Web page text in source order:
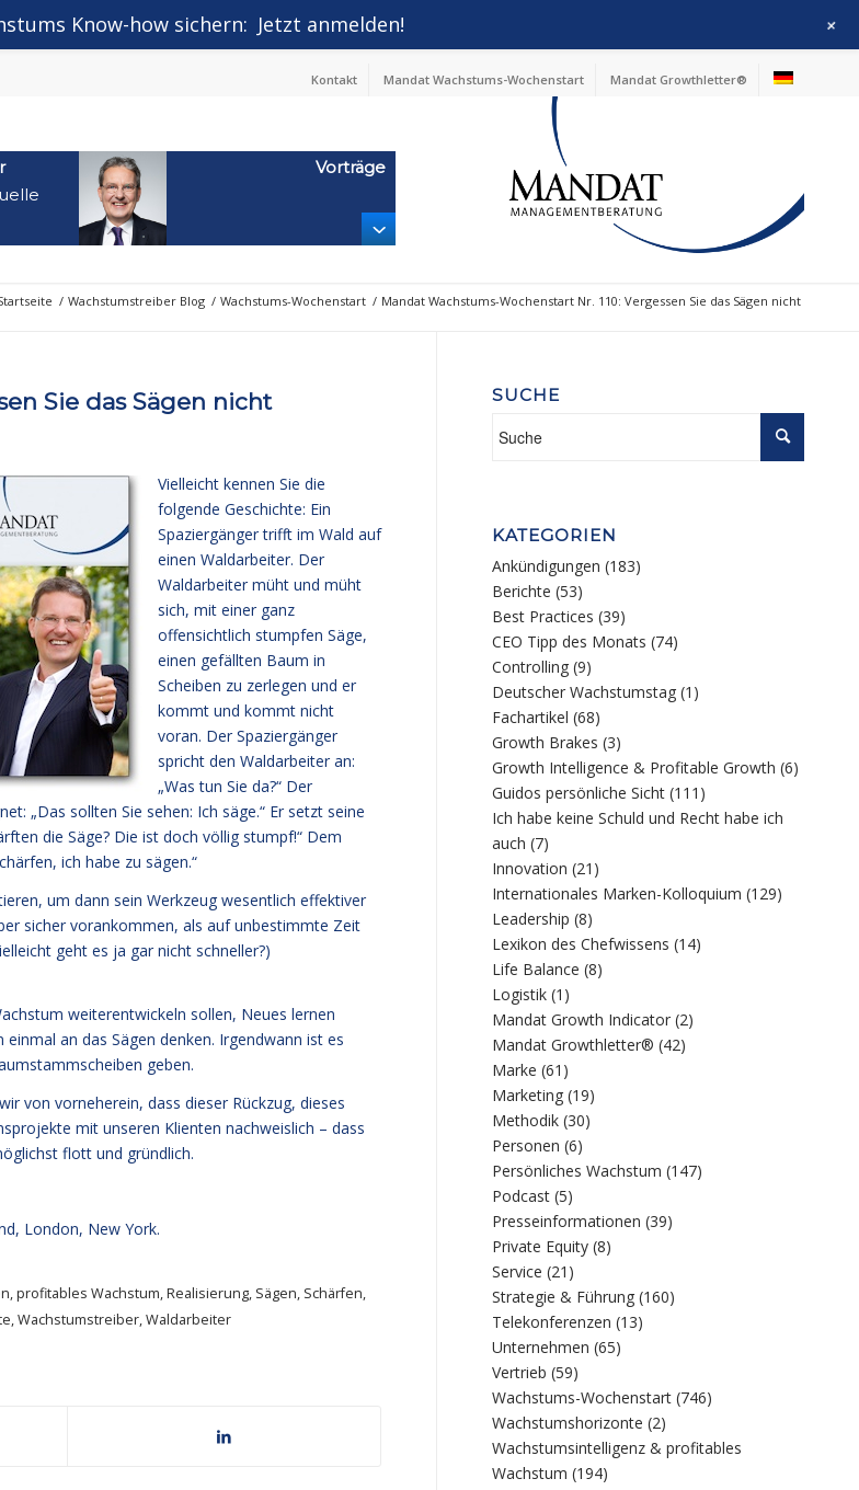
Kontakt Mandat Wachstums-Wochenstart Mandat Growthletter®
Vorträge
/ Wachstumstreiber Blog / Wachstums-Wochenstart / Mandat Wachstums-Wochenstart Nr. 110: Vergessen Sie das Sägen nicht
Sie das Sägen nicht
Vielleicht kennen Sie die
folgende Geschichte: Ein
Spaziergänger trifft im Wald auf
einen Waldarbeiter. Der
Waldarbeiter müht und müht
sich, mit einer ganz
offensichtlich stumpfen Säge,
einen gefällten Baum in
Scheiben zu zerlegen und er
kommt und kommt nicht
voran. Der Spaziergänger
spricht den Waldarbeiter an:
„Was tun Sie da?“ Der
„Das sollten Sie sehen: Ich säge.“ Er setzt seine
die Säge? Die ist doch völlig stumpf!“ Dem
ich habe zu sägen.“
um dann sein Werkzeug wesentlich effektiver
sicher vorankommen, als auf unbestimmte Zeit
geht es ja gar nicht schneller?)
weiterentwickeln sollen, Neues lernen
an das Sägen denken. Irgendwann ist es
geben.
von vorneherein, dass dieser Rückzug, dieses
mit unseren Klienten nachweislich – dass
flott und gründlich.
London, New York.
,profitables Wachstum,Realisierung, Sägen, Schärfen,
,Wachstumstreiber,Waldarbeiter
SUCHE
KATEGORIEN
Ankündigungen (183)
Berichte (53)
Best Practices (39)
CEO Tipp des Monats (74)
Controlling (9)
Deutscher Wachstumstag (1)
Fachartikel (68)
Growth Brakes (3)
Growth Intelligence & Profitable Growth (6)
Guidos persönliche Sicht (111)
Ich habe keine Schuld und Recht habe ich
auch (7)
Innovation (21)
Internationales Marken-Kolloquium (129)
Leadership (8)
Lexikon des Chefwissens (14)
Life Balance (8)
Logistik (1)
Mandat Growth Indicator (2)
Mandat Growthletter® (42)
Marke (61)
Marketing (19)
Methodik (30)
Personen (6)
Persönliches Wachstum (147)
Podcast (5)
Presseinformationen (39)
Private Equity (8)
Service (21)
Strategie & Führung (160)
Telekonferenzen (13)
Unternehmen (65)
Vertrieb (59)
Wachstums-Wochenstart (746)
Wachstumshorizonte (2)
Wachstumsintelligenz & profitables
Wachstum (194)
Know-how sichern: Jetzt anmelden! +